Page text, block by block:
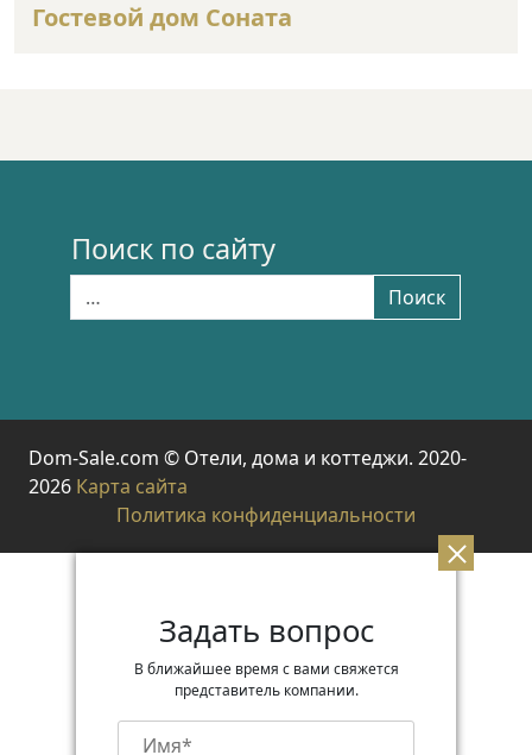
Гостевой дом Соната
Поиск по сайту
Поиск
Dom-Sale.com © Отели, дома и коттеджи. 2020-
2026 Карта сайта
Политика конфиденциальности
Задать вопрос
В ближайшее время с вами свяжется
представитель компании.